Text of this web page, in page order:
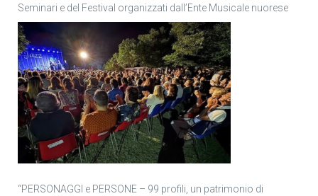
Seminari e del Festival organizzati dall’Ente Musicale nuorese
“PERSONAGGI e PERSONE – 99 profili, un patrimonio di